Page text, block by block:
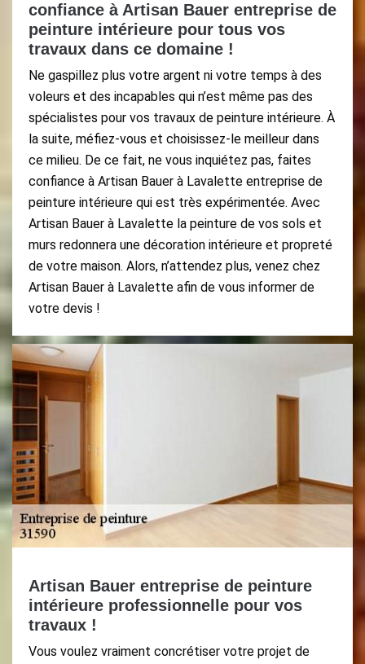
confiance à Artisan Bauer entreprise de
peinture intérieure pour tous vos
travaux dans ce domaine !
Ne gaspillez plus votre argent ni votre temps à des
voleurs et des incapables qui n’est même pas des
spécialistes pour vos travaux de peinture intérieure. À
la suite, méfiez-vous et choisissez-le meilleur dans
ce milieu. De ce fait, ne vous inquiétez pas, faites
confiance à Artisan Bauer à Lavalette entreprise de
peinture intérieure qui est très expérimentée. Avec
Artisan Bauer à Lavalette la peinture de vos sols et
murs redonnera une décoration intérieure et propreté
de votre maison. Alors, n’attendez plus, venez chez
Artisan Bauer à Lavalette afin de vous informer de
votre devis !
Artisan Bauer entreprise de peinture
intérieure professionnelle pour vos
travaux !
Vous voulez vraiment concrétiser votre projet de